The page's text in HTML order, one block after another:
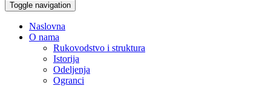
Toggle navigation
Naslovna
O nama
Rukovodstvo i struktura
Istorija
Odeljenja
Ogranci